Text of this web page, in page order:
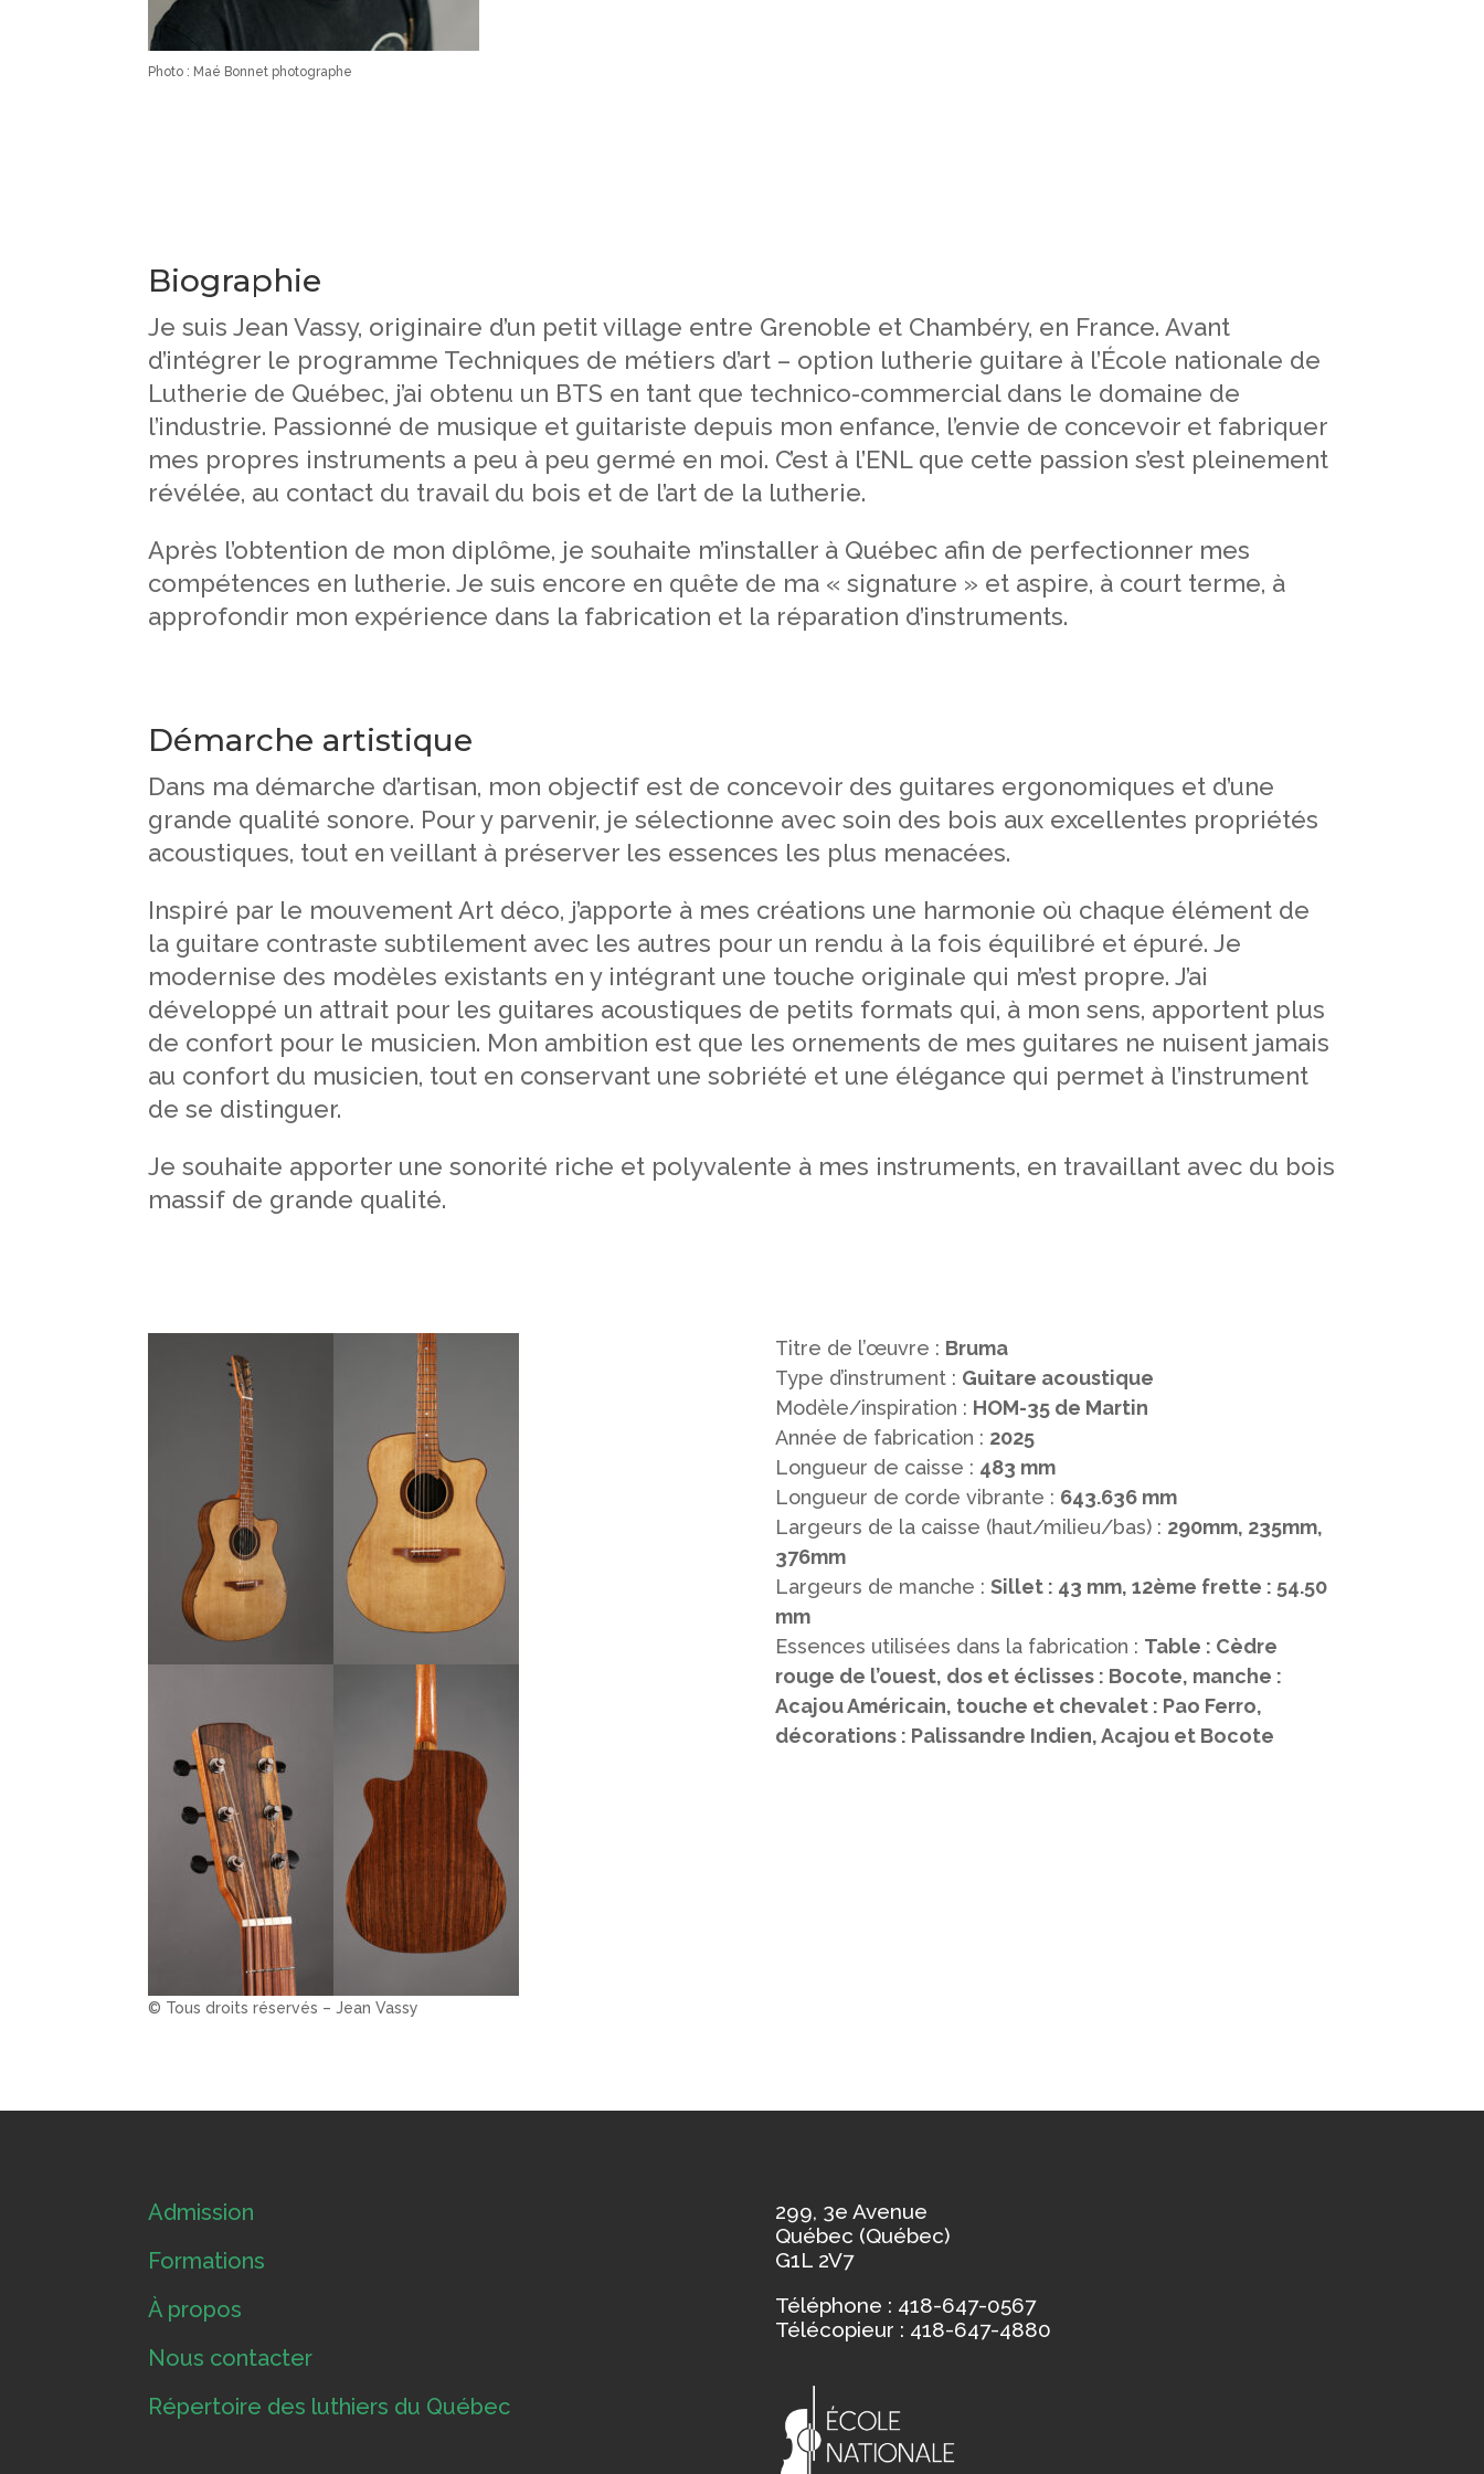
Photo : Maé Bonnet photographe
Biographie
Je suis Jean Vassy, originaire d’un petit village entre Grenoble et Chambéry, en France. Avant
d’intégrer le programme Techniques de métiers d’art – option lutherie guitare à l’École nationale de
Lutherie de Québec, j’ai obtenu un BTS en tant que technico-commercial dans le domaine de
l’industrie. Passionné de musique et guitariste depuis mon enfance, l’envie de concevoir et fabriquer
mes propres instruments a peu à peu germé en moi. C’est à l’ENL que cette passion s’est pleinement
révélée, au contact du travail du bois et de l’art de la lutherie.
Après l’obtention de mon diplôme, je souhaite m’installer à Québec afin de perfectionner mes
compétences en lutherie. Je suis encore en quête de ma « signature » et aspire, à court terme, à
approfondir mon expérience dans la fabrication et la réparation d’instruments.
Démarche artistique
Dans ma démarche d’artisan, mon objectif est de concevoir des guitares ergonomiques et d’une
grande qualité sonore. Pour y parvenir, je sélectionne avec soin des bois aux excellentes propriétés
acoustiques, tout en veillant à préserver les essences les plus menacées.
Inspiré par le mouvement Art déco, j’apporte à mes créations une harmonie où chaque élément de
la guitare contraste subtilement avec les autres pour un rendu à la fois équilibré et épuré. Je
modernise des modèles existants en y intégrant une touche originale qui m’est propre. J’ai
développé un attrait pour les guitares acoustiques de petits formats qui, à mon sens, apportent plus
de confort pour le musicien. Mon ambition est que les ornements de mes guitares ne nuisent jamais
au confort du musicien, tout en conservant une sobriété et une élégance qui permet à l’instrument
de se distinguer.
Je souhaite apporter une sonorité riche et polyvalente à mes instruments, en travaillant avec du bois
massif de grande qualité.
© Tous droits réservés – Jean Vassy
Titre de l’œuvre : Bruma
Type d’instrument : Guitare acoustique
Modèle/inspiration : HOM-35 de Martin
Année de fabrication : 2025
Longueur de caisse : 483 mm
Longueur de corde vibrante : 643.636 mm
Largeurs de la caisse (haut/milieu/bas) : 290mm, 235mm,
376mm
Largeurs de manche : Sillet : 43 mm, 12ème frette : 54.50
mm
Essences utilisées dans la fabrication : Table : Cèdre
rouge de l’ouest, dos et éclisses : Bocote, manche :
Acajou Américain, touche et chevalet : Pao Ferro,
décorations : Palissandre Indien, Acajou et Bocote
Admission
Formations
À propos
Nous contacter
Répertoire des luthiers du Québec
299, 3e Avenue
Québec (Québec)
G1L 2V7
Téléphone : 418-647-0567
Télécopieur : 418-647-4880